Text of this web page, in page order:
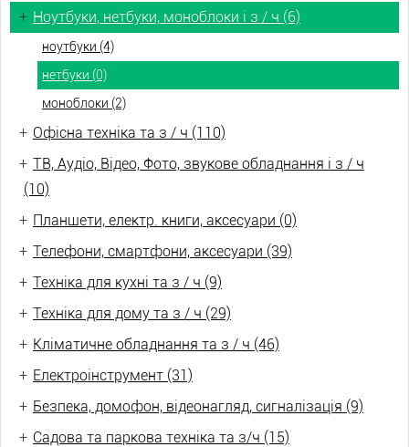
+ Ноутбуки, нетбуки, моноблоки і з / ч (6)
ноутбуки (4)
нетбуки (0)
моноблоки (2)
+ Офісна техніка та з / ч (110)
+ ТВ, Аудіо, Відео, Фото, звукове обладнання і з / ч
(10)
+ Планшети, електр. книги, аксесуари (0)
+ Телефони, смартфони, аксесуари (39)
+ Техніка для кухні та з / ч (9)
+ Техніка для дому та з / ч (29)
+ Кліматичне обладнання та з / ч (46)
+ Електроінструмент (31)
+ Безпека, домофон, відеонагляд, сигналізація (9)
+ Садова та паркова техніка та з/ч (15)